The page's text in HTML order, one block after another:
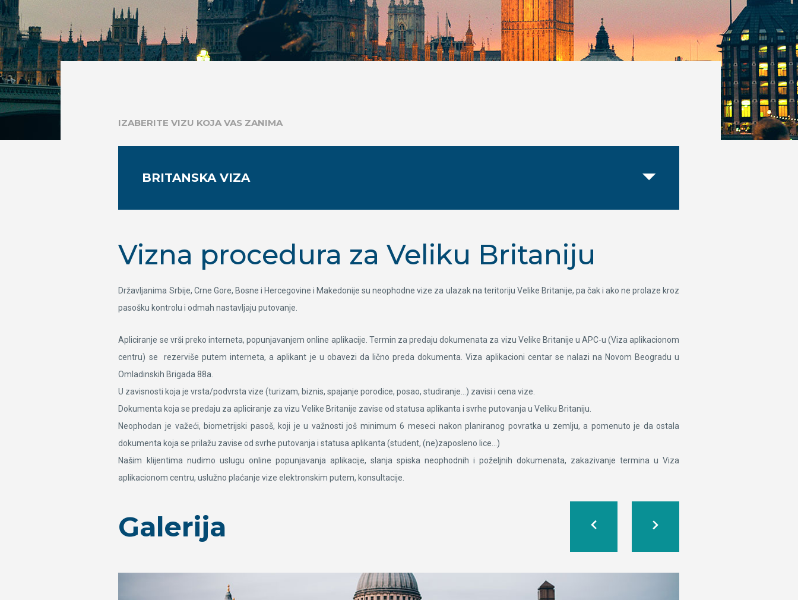
IZABERITE VIZU KOJA VAS ZANIMA
BRITANSKA VIZA
Vizna procedura za Veliku Britaniju
Državljanima Srbije, Crne Gore, Bosne i Hercegovine i Makedonije su neophodne vize za ulazak na teritoriju Velike Britanije, pa čak i ako ne prolaze kroz
pasošku kontrolu i odmah nastavljaju putovanje.
Apliciranje se vrši preko interneta, popunjavanjem online aplikacije. Termin za predaju dokumenata za vizu Velike Britanije u APC-u (Viza aplikacionom
centru) se rezerviše putem interneta, a aplikant je u obavezi da lično preda dokumenta. Viza aplikacioni centar se nalazi na Novom Beogradu u
Omladinskih Brigada 88a.
U zavisnosti koja je vrsta/podvrsta vize (turizam, biznis, spajanje porodice, posao, studiranje…) zavisi i cena vize.
Dokumenta koja se predaju za apliciranje za vizu Velike Britanije zavise od statusa aplikanta i svrhe putovanja u Veliku Britaniju.
Neophodan je važeći, biometrijski pasoš, koji je u važnosti još minimum 6 meseci nakon planiranog povratka u zemlju, a pomenuto je da ostala
dokumenta koja se prilažu zavise od svrhe putovanja i statusa aplikanta (student, (ne)zaposleno lice…)
Našim klijentima nudimo uslugu online popunjavanja aplikacije, slanja spiska neophodnih i poželjnih dokumenata, zakazivanje termina u Viza
aplikacionom centru, uslužno plaćanje vize elektronskim putem, konsultacije.
Galerija